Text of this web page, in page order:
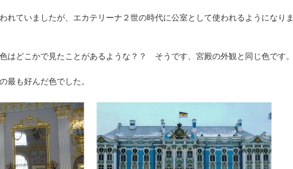
れていましたが、エカテリーナ２世の時代に公室として使われるようになりま
はどこかで見たことがあるような？？ そうです、宮殿の外観と同じ色です。
最も好んだ色でした。